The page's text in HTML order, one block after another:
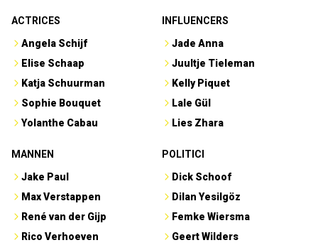
ACTRICES
Angela Schijf
Elise Schaap
Katja Schuurman
Sophie Bouquet
Yolanthe Cabau
INFLUENCERS
Jade Anna
Juultje Tieleman
Kelly Piquet
Lale Gül
Lies Zhara
MANNEN
Jake Paul
Max Verstappen
René van der Gijp
Rico Verhoeven
POLITICI
Dick Schoof
Dilan Yesilgöz
Femke Wiersma
Geert Wilders